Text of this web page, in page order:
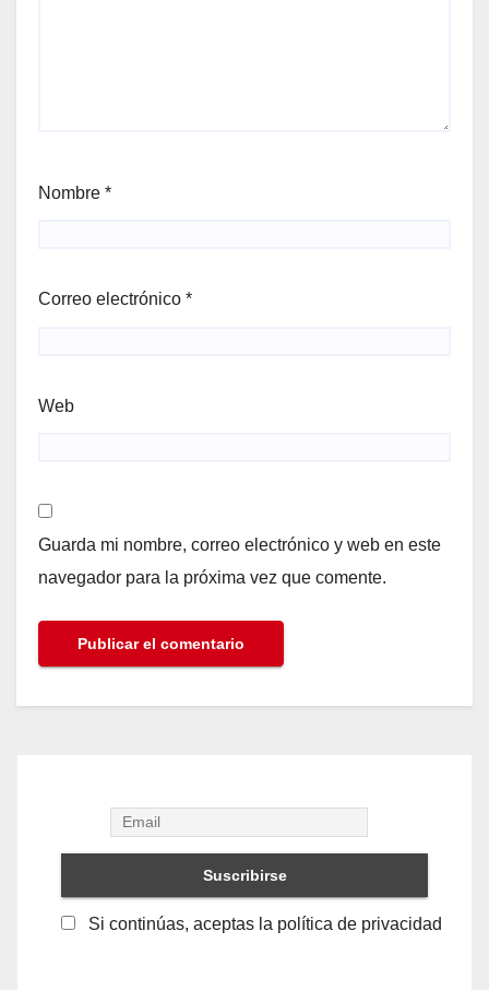
Nombre *
Correo electrónico *
Web
Guarda mi nombre, correo electrónico y web en este
navegador para la próxima vez que comente.
Si continúas, aceptas la política de privacidad